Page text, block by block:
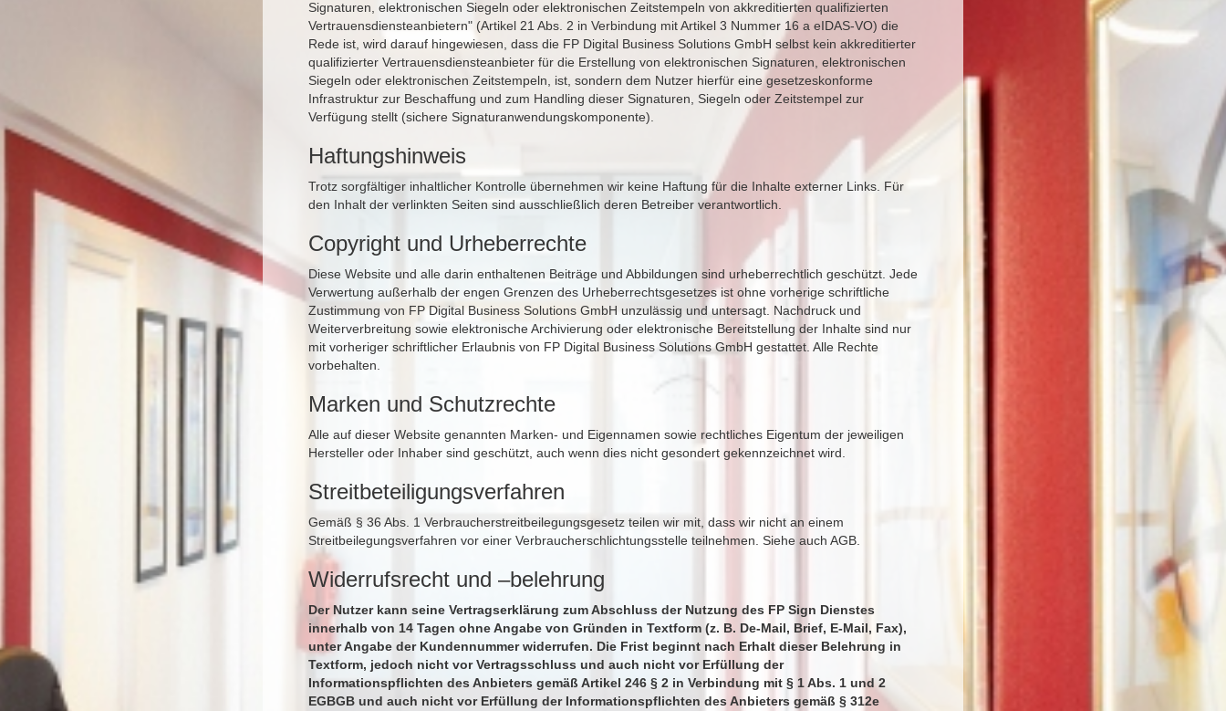
Signaturen, elektronischen Siegeln oder elektronischen Zeitstempeln von akkreditierten qualifizierten
Vertrauensdiensteanbietern" (Artikel 21 Abs. 2 in Verbindung mit Artikel 3 Nummer 16 a eIDAS-VO) die
Rede ist, wird darauf hingewiesen, dass die FP Digital Business Solutions GmbH selbst kein akkreditierter
qualifizierter Vertrauensdiensteanbieter für die Erstellung von elektronischen Signaturen, elektronischen
Siegeln oder elektronischen Zeitstempeln, ist, sondern dem Nutzer hierfür eine gesetzeskonforme
Infrastruktur zur Beschaffung und zum Handling dieser Signaturen, Siegeln oder Zeitstempel zur
Verfügung stellt (sichere Signaturanwendungskomponente).
Haftungshinweis
Trotz sorgfältiger inhaltlicher Kontrolle übernehmen wir keine Haftung für die Inhalte externer Links. Für
den Inhalt der verlinkten Seiten sind ausschließlich deren Betreiber verantwortlich.
Copyright und Urheberrechte
Diese Website und alle darin enthaltenen Beiträge und Abbildungen sind urheberrechtlich geschützt. Jede
Verwertung außerhalb der engen Grenzen des Urheberrechtsgesetzes ist ohne vorherige schriftliche
Zustimmung von FP Digital Business Solutions GmbH unzulässig und untersagt. Nachdruck und
Weiterverbreitung sowie elektronische Archivierung oder elektronische Bereitstellung der Inhalte sind nur
mit vorheriger schriftlicher Erlaubnis von FP Digital Business Solutions GmbH gestattet. Alle Rechte
vorbehalten.
Marken und Schutzrechte
Alle auf dieser Website genannten Marken- und Eigennamen sowie rechtliches Eigentum der jeweiligen
Hersteller oder Inhaber sind geschützt, auch wenn dies nicht gesondert gekennzeichnet wird.
Streitbeteiligungsverfahren
Gemäß § 36 Abs. 1 Verbraucherstreitbeilegungsgesetz teilen wir mit, dass wir nicht an einem
Streitbeilegungsverfahren vor einer Verbraucherschlichtungsstelle teilnehmen. Siehe auch AGB.
Widerrufsrecht und –belehrung
Der Nutzer kann seine Vertragserklärung zum Abschluss der Nutzung des FP Sign Dienstes
innerhalb von 14 Tagen ohne Angabe von Gründen in Textform (z. B. De-Mail, Brief, E-Mail, Fax),
unter Angabe der Kundennummer widerrufen. Die Frist beginnt nach Erhalt dieser Belehrung in
Textform, jedoch nicht vor Vertragsschluss und auch nicht vor Erfüllung der
Informationspflichten des Anbieters gemäß Artikel 246 § 2 in Verbindung mit § 1 Abs. 1 und 2
EGBGB und auch nicht vor Erfüllung der Informationspflichten des Anbieters gemäß § 312e